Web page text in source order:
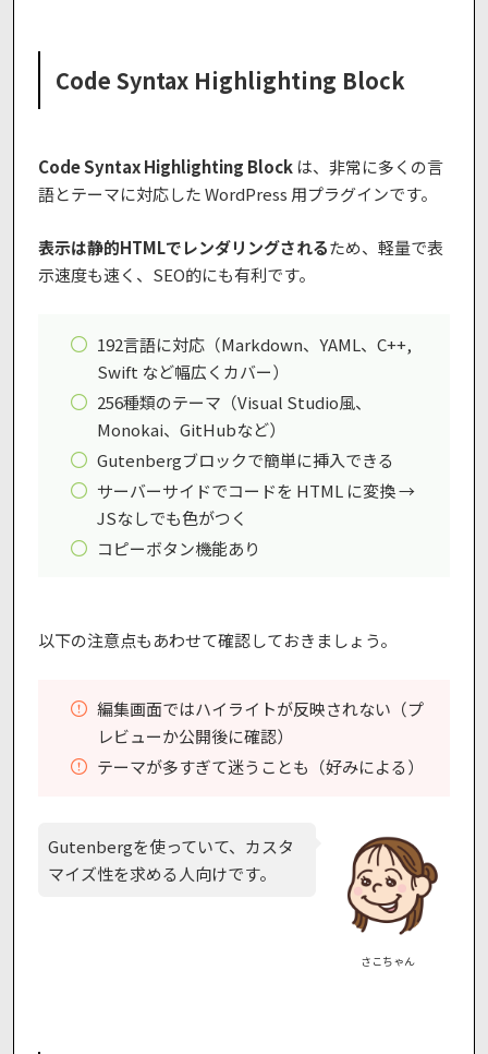
Code Syntax Highlighting Block
Code Syntax Highlighting Block は、非常に多くの言
語とテーマに対応した WordPress 用プラグインです。
表示は静的HTMLでレンダリングされるため、軽量で表
示速度も速く、SEO的にも有利です。
192言語に対応（Markdown、YAML、C++,
Swift など幅広くカバー）
256種類のテーマ（Visual Studio風、
Monokai、GitHubなど）
Gutenbergブロックで簡単に挿入できる
サーバーサイドでコードを HTML に変換 →
JSなしでも色がつく
コピーボタン機能あり
以下の注意点もあわせて確認しておきましょう。
編集画面ではハイライトが反映されない（プ
レビューか公開後に確認）
テーマが多すぎて迷うことも（好みによる）
さこちゃん
Gutenbergを使っていて、カスタ
マイズ性を求める人向けです。